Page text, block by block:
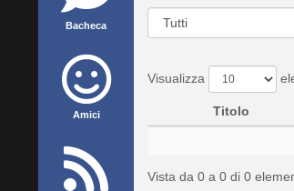
Bacheca
Amici
Visualizza
Titolo
Vista da 0 a 0 di 0